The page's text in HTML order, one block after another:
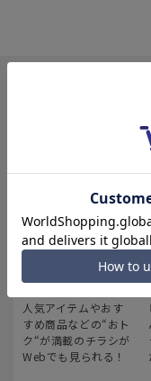
最新のお買い得情報
人気アイテムやおす
すめ商品などの“おト
ク“が満載のチラシが
Webでも見られる！